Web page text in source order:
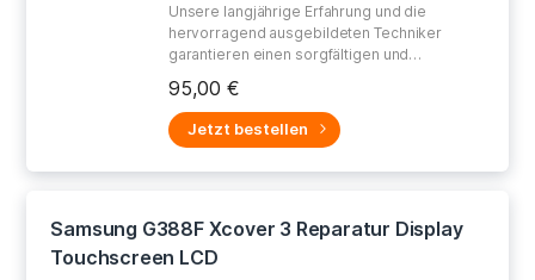
Unsere langjährige Erfahrung und die
hervorragend ausgebildeten Techniker
garantieren einen sorgfältigen und
Ihres defekten Gerätes.
95,00 €
Jetzt bestellen
Samsung G388F Xcover 3 Reparatur Display
Touchscreen LCD